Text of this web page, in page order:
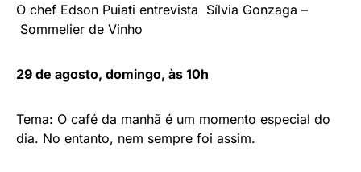
O chef Edson Puiati entrevista Sílvia Gonzaga –
Sommelier de Vinho
29 de agosto, domingo, às 10h
Tema: O café da manhã é um momento especial do
dia. No entanto, nem sempre foi assim.